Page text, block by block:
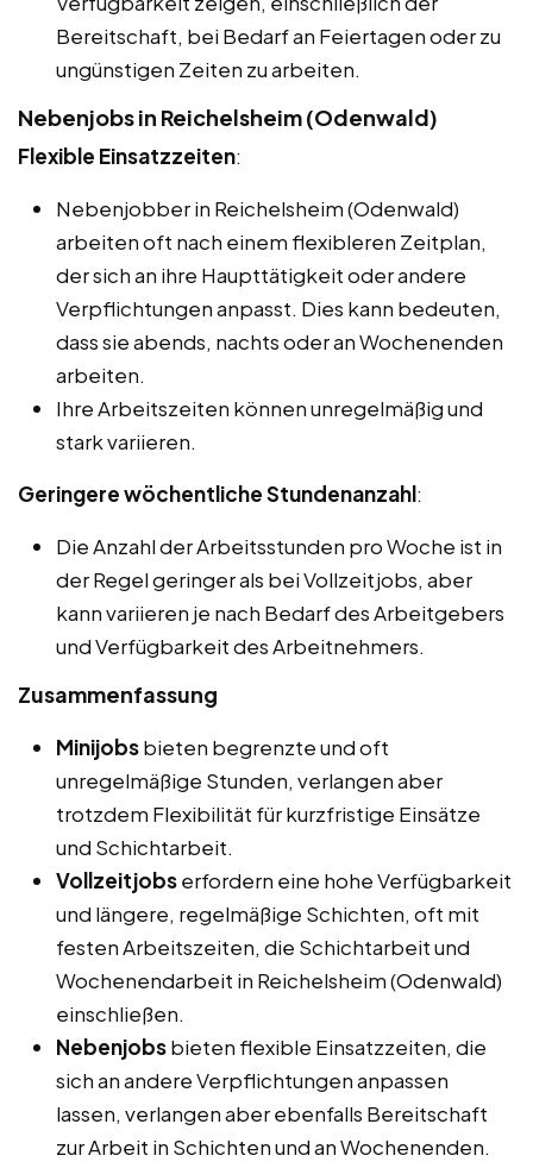
Bereitschaft, bei Bedarf an Feiertagen oder zu
ungünstigen Zeiten zu arbeiten.
Nebenjobs in Reichelsheim (Odenwald)
Flexible Einsatzzeiten:
Nebenjobber in Reichelsheim (Odenwald)
arbeiten oft nach einem flexibleren Zeitplan,
der sich an ihre Haupttätigkeit oder andere
Verpflichtungen anpasst. Dies kann bedeuten,
dass sie abends, nachts oder an Wochenenden
arbeiten.
Ihre Arbeitszeiten können unregelmäßig und
stark variieren.
Geringere wöchentliche Stundenanzahl:
Die Anzahl der Arbeitsstunden pro Woche ist in
der Regel geringer als bei Vollzeitjobs, aber
kann variieren je nach Bedarf des Arbeitgebers
und Verfügbarkeit des Arbeitnehmers.
Zusammenfassung
Minijobsbieten begrenzte und oft
unregelmäßige Stunden, verlangen aber
trotzdem Flexibilität für kurzfristige Einsätze
und Schichtarbeit.
Vollzeitjobserfordern eine hohe Verfügbarkeit
und längere, regelmäßige Schichten, oft mit
festen Arbeitszeiten, die Schichtarbeit und
Wochenendarbeit in Reichelsheim (Odenwald)
einschließen.
Nebenjobsbieten flexible Einsatzzeiten, die
sich an andere Verpflichtungen anpassen
lassen, verlangen aber ebenfalls Bereitschaft
zur Arbeit in Schichten und an Wochenenden.